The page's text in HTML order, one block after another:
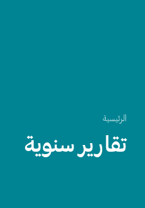
الرئيسية
تقارير سنوية